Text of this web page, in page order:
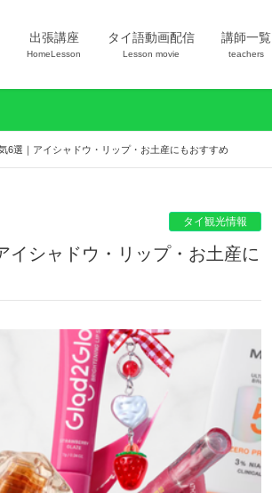
出張講座
HomeLesson
タイ語動画配信
Lesson movie
講師一覧
teachers
6選｜アイシャドウ・リップ・お土産にもおすすめ
タイ観光情報
イシャドウ・リップ・お土産に